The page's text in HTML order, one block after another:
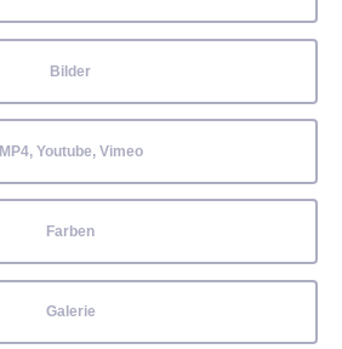
Bilder
MP4, Youtube, Vimeo
Farben
Galerie